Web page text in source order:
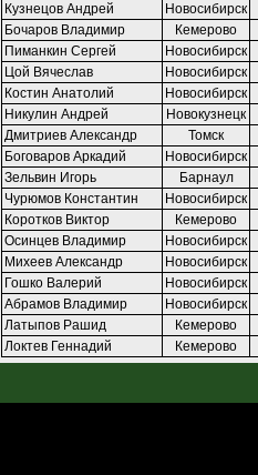
Кузнецов Андрей
Новосибирск
Бочаров Владимир
Кемерово
Пиманкин Сергей
Новосибирск
Цой Вячеслав
Новосибирск
Костин Анатолий
Новосибирск
Никулин Андрей
Новокузнецк
Дмитриев Александр
Томск
Боговаров Аркадий
Новосибирск
Зельвин Игорь
Барнаул
Чурюмов Константин
Новосибирск
Коротков Виктор
Кемерово
Осинцев Владимир
Новосибирск
Михеев Александр
Новосибирск
Гошко Валерий
Новосибирск
Абрамов Владимир
Новосибирск
Латыпов Рашид
Кемерово
Локтев Геннадий
Кемерово